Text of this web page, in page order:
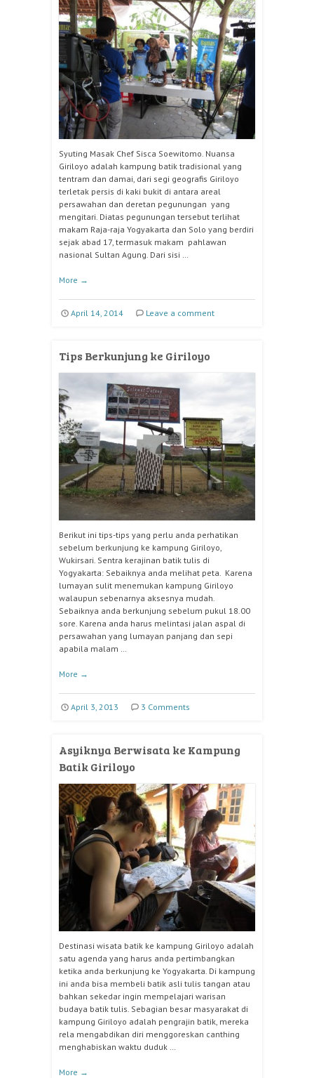
Syuting Masak Chef Sisca Soewitomo. Nuansa
Giriloyo adalah kampung batik tradisional yang
tentram dan damai, dari segi geografis Giriloyo
terletak persis di kaki bukit di antara areal
persawahan dan deretan pegunungan yang
mengitari. Diatas pegunungan tersebut terlihat
makam Raja-raja Yogyakarta dan Solo yang berdiri
sejak abad 17, termasuk makam pahlawan
nasional Sultan Agung. Dari sisi …
More →
April 14, 2014 Leave a comment
Tips Berkunjung ke Giriloyo
Berikut ini tips-tips yang perlu anda perhatikan
sebelum berkunjung ke kampung Giriloyo,
Wukirsari. Sentra kerajinan batik tulis di
Yogyakarta: Sebaiknya anda melihat peta. Karena
lumayan sulit menemukan kampung Giriloyo
walaupun sebenarnya aksesnya mudah.
Sebaiknya anda berkunjung sebelum pukul 18.00
sore. Karena anda harus melintasi jalan aspal di
persawahan yang lumayan panjang dan sepi
apabila malam …
More →
April 3, 2013 3 Comments
Asyiknya Berwisata ke Kampung
Batik Giriloyo
Destinasi wisata batik ke kampung Giriloyo adalah
satu agenda yang harus anda pertimbangkan
ketika anda berkunjung ke Yogyakarta. Di kampung
ini anda bisa membeli batik asli tulis tangan atau
bahkan sekedar ingin mempelajari warisan
budaya batik tulis. Sebagian besar masyarakat di
kampung Giriloyo adalah pengrajin batik, mereka
rela mengabdikan diri menggoreskan canthing
menghabiskan waktu duduk …
More →